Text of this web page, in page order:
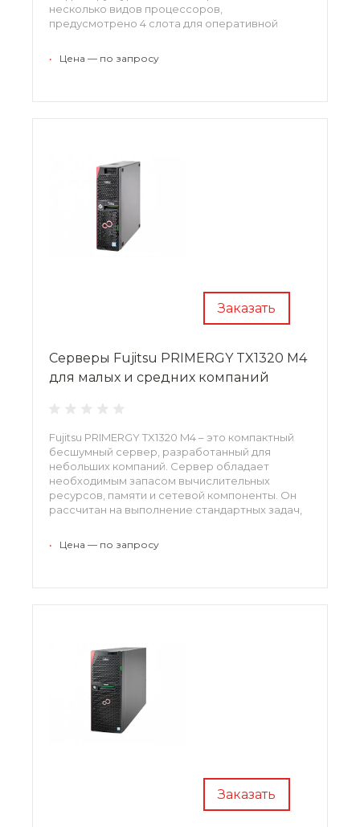
несколько видов процессоров,
предусмотрено 4 слота для оперативной
приложениями и поддержки информационных
• Цена — по запросу
Заказать
Серверы Fujitsu PRIMERGY TX1320 M4
для малых и средних компаний
Fujitsu PRIMERGY TX1320 M4 – это компактный
бесшумный сервер, разработанный для
небольших компаний. Сервер обладает
необходимым запасом вычислительных
ресурсов, памяти и сетевой компоненты. Он
рассчитан на выполнение стандартных задач,
масштабируется.
• Цена — по запросу
Заказать